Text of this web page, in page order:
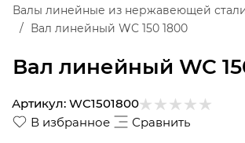
Вал линейный WC
Валы линейные из нержавеющей
Вал линейный WC 150 1800
В избранное Сравнить
Артикул: WC1501800